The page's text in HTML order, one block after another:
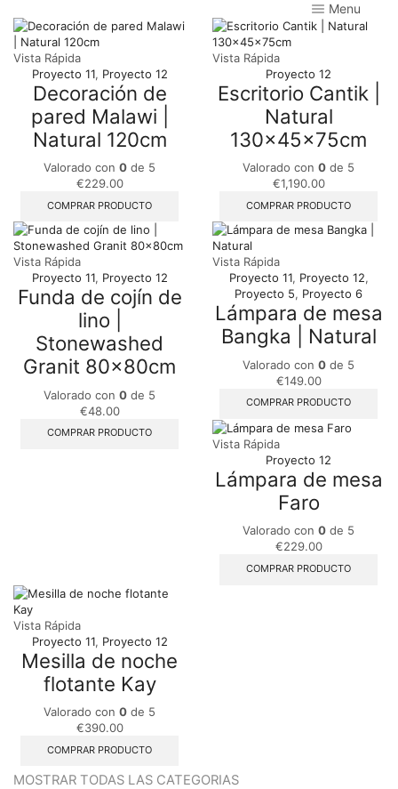
Menu
Vista Rápida
Proyecto 11, Proyecto 12
Decoración de
pared Malawi |
Natural 120cm
Valorado con 0 de 5
€229.00
COMPRAR PRODUCTO
Vista Rápida
Proyecto 12
Escritorio Cantik |
Natural
130x45x75cm
Valorado con 0 de 5
€1,190.00
COMPRAR PRODUCTO
Vista Rápida
Proyecto 11, Proyecto 12
Funda de cojín de
lino |
Stonewashed
Granit 80x80cm
Valorado con 0 de 5
€48.00
COMPRAR PRODUCTO
Vista Rápida
Proyecto 11, Proyecto 12,
Proyecto 5, Proyecto 6
Lámpara de mesa
Bangka | Natural
Valorado con 0 de 5
€149.00
COMPRAR PRODUCTO
Vista Rápida
Proyecto 12
Lámpara de mesa
Faro
Valorado con 0 de 5
€229.00
COMPRAR PRODUCTO
Vista Rápida
Proyecto 11, Proyecto 12
Mesilla de noche
flotante Kay
Valorado con 0 de 5
€390.00
COMPRAR PRODUCTO
MOSTRAR TODAS LAS CATEGORIAS